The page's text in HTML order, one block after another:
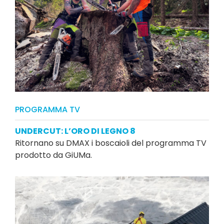
PROGRAMMA TV
UNDERCUT: L’ORO DI LEGNO 8
Ritornano su DMAX i boscaioli del programma TV
prodotto da GiUMa.